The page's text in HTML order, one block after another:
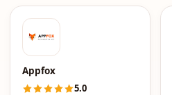
Appfox
5.0